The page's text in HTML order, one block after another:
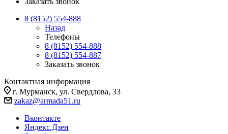
8 (8152) 554-888
Назад
Телефоны
8 (8152) 554-888
8 (8152) 554-887
Заказать звонок
Контактная информация
г. Мурманск, ул. Свердлова, 33
zakaz@armada51.ru
Вконтакте
Яндекс.Дзен